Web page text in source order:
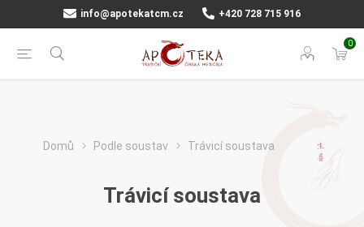
info@apotekatcm.cz +420 728 715 916
0
Domů Podle soustav Trávicí soustava
Trávicí soustava